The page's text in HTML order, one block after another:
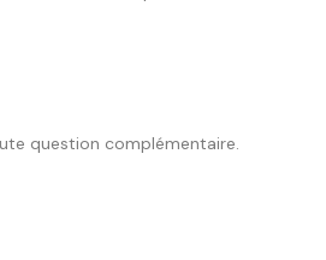
question complémentaire.